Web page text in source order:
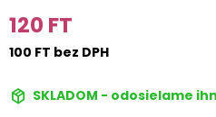
120 FT
100 FT bez DPH
SKLADOM - odosielame